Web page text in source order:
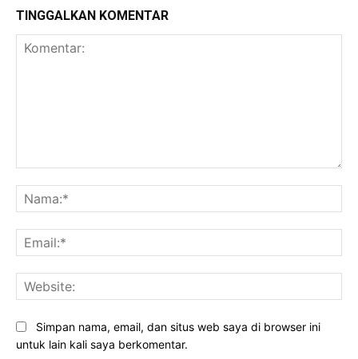
TINGGALKAN KOMENTAR
Simpan nama, email, dan situs web saya di browser ini
untuk lain kali saya berkomentar.